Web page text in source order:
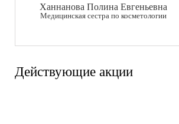
Ханнанова Полина Евгеньевна
Медицинская сестра по косметологии
Действующие акции